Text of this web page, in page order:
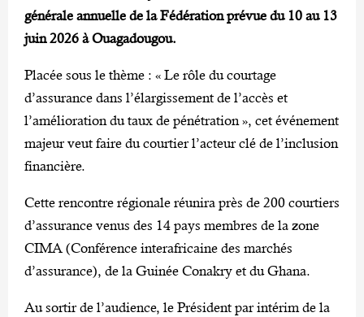
générale annuelle de la Fédération prévue du 10 au 13
juin 2026 à Ouagadougou.
Placée sous le thème : « Le rôle du courtage
d’assurance dans l’élargissement de l’accès et
l’amélioration du taux de pénétration », cet événement
majeur veut faire du courtier l’acteur clé de l’inclusion
financière.
Cette rencontre régionale réunira près de 200 courtiers
d’assurance venus des 14 pays membres de la zone
CIMA (Conférence interafricaine des marchés
d’assurance), de la Guinée Conakry et du Ghana.
Au sortir de l’audience, le Président par intérim de la